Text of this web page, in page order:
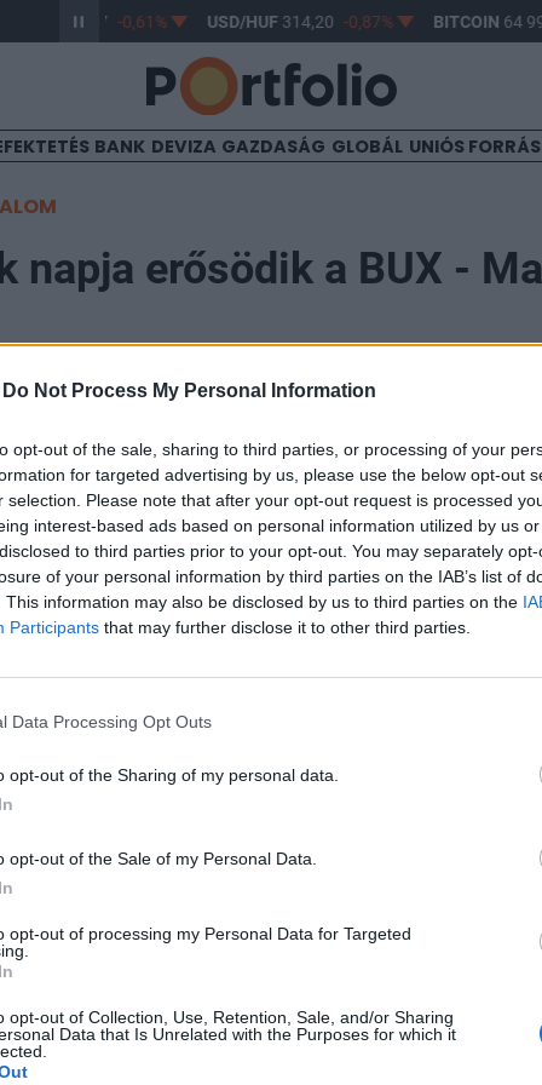
Do Not Process My Personal Information
opt-out of the sale, sharing to third parties, or processing of your
for targeted advertising by us, please use the below opt-out
selection. Please note that after your opt-out request is processed
interest-based ads based on personal information utilized by us
to third parties prior to your opt-out. You may separately
of your personal information by third parties on the IAB’s list of
This information may also be disclosed by us to third parties on the
Participants that may further disclose it to other third parties.
Data Processing Opt Outs
opt-out of the Sharing of my personal data.
opt-out of the Sale of my Personal Data.
opt-out of processing my Personal Data for Targeted
opt-out of Collection, Use, Retention, Sale, and/or Sharing
Data that Is Unrelated with the Purposes for which it
363,17 -0,61% USD/HUF 314,20 -0,87% BITCOIN64
BANK DEVIZA GAZDASÁG GLOBÁL UNIÓS
napja erősödik a BUX -
optimista hangulatnak köszönhetően a mai
börze, melynek mutatója 1%-os erősödéssel
szintén a vevők határozzák meg az indexek
os, a PX 1.8%-os, a WIG20 pedig 0.5%-os pluszban
ezt nem sikerült elérnie, így jelenleg 0.5%-os erősödéssel
portfolio.hu hírarchívumához tartozik, melynek olvasása
tartalmazza:
cikkarchívum